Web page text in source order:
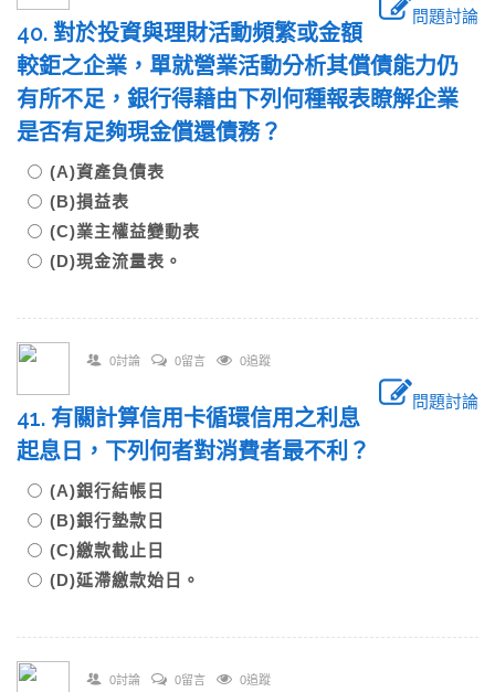
問題討論
40. 對於投資與理財活動頻繁或金額
較鉅之企業，單就營業活動分析其償債能力仍
有所不足，銀行得藉由下列何種報表瞭解企業
是否有足夠現金償還債務？
(A)資產負債表
(B)損益表
(C)業主權益變動表
(D)現金流量表。
0討論 0留言 0追蹤
問題討論
41. 有關計算信用卡循環信用之利息
起息日，下列何者對消費者最不利？
(A)銀行結帳日
(B)銀行墊款日
(C)繳款截止日
(D)延滯繳款始日。
0討論 0留言 0追蹤